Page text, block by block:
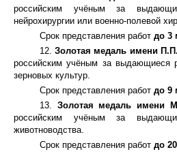
российским учёным за
нейрохирургии или военно-полевой
Срок представления работ до 3
12.Золотая медаль имени
российским учёным за выдающиеся
зерновых культур.
Срок представления работ до 9
13. Золотая медаль имени
российским учёным за
животноводства.
Срок представления работ до